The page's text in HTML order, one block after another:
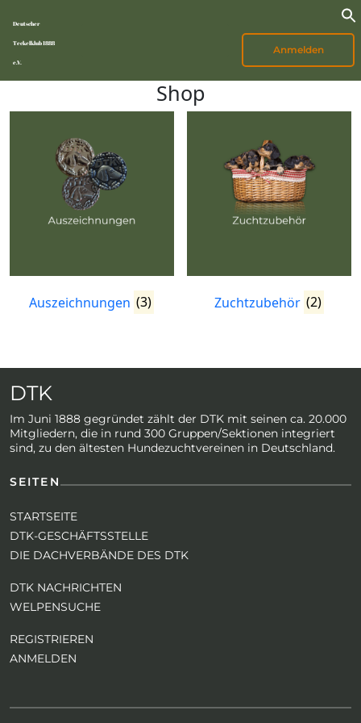
Deutscher
Teckelklub 1888
e.V.
Anmelden
Shop
Auszeichnungen (3) Zuchtzubehör (2)
DTK
Im Juni 1888 gegründet zählt der DTK mit seinen ca. 20.000
Mitgliedern, die in rund 300 Gruppen/Sektionen integriert
sind, zu den ältesten Hundezuchtvereinen in Deutschland.
SEITEN
STARTSEITE
DTK-GESCHÄFTSSTELLE
DIE DACHVERBÄNDE DES DTK
DTK NACHRICHTEN
WELPENSUCHE
REGISTRIEREN
ANMELDEN